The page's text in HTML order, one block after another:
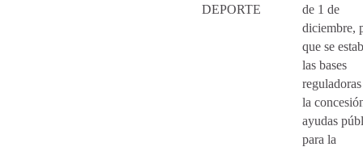
DEPORTE
de 1 de
diciembre,
que se
las bases
la
ayudas
para la